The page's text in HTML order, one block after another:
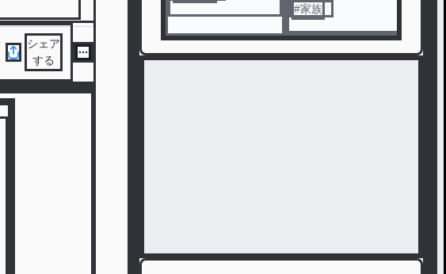
シェア
する
#家族